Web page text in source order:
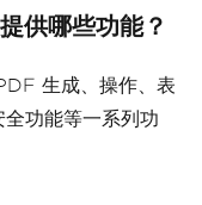
供哪些功能？
生成、操作、表
功能等一系列功